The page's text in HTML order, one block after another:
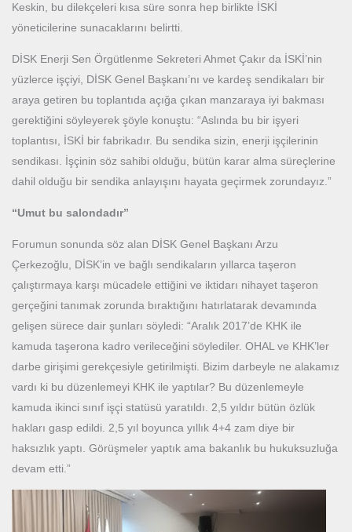
Keskin, bu dilekçeleri kısa süre sonra hep birlikte İSKİ
yöneticilerine sunacaklarını belirtti.
DİSK Enerji Sen Örgütlenme Sekreteri Ahmet Çakır da İSKİ’nin
yüzlerce işçiyi, DİSK Genel Başkanı’nı ve kardeş sendikaları bir
araya getiren bu toplantıda açığa çıkan manzaraya iyi bakması
gerektiğini söyleyerek şöyle konuştu: “Aslında bu bir işyeri
toplantısı, İSKİ bir fabrikadır. Bu sendika sizin, enerji işçilerinin
sendikası. İşçinin söz sahibi olduğu, bütün karar alma süreçlerine
dahil olduğu bir sendika anlayışını hayata geçirmek zorundayız.”
“Umut bu salondadır”
Forumun sonunda söz alan DİSK Genel Başkanı Arzu
Çerkezoğlu, DİSK’in ve bağlı sendikaların yıllarca taşeron
çalıştırmaya karşı mücadele ettiğini ve iktidarı nihayet taşeron
gerçeğini tanımak zorunda bıraktığını hatırlatarak devamında
gelişen sürece dair şunları söyledi: “Aralık 2017’de KHK ile
kamuda taşerona kadro verileceğini söylediler. OHAL ve KHK’ler
darbe girişimi gerekçesiyle getirilmişti. Bizim darbeyle ne alakamız
vardı ki bu düzenlemeyi KHK ile yaptılar? Bu düzenlemeyle
kamuda ikinci sınıf işçi statüsü yaratıldı. 2,5 yıldır bütün özlük
hakları gasp edildi. 2,5 yıl boyunca yıllık 4+4 zam diye bir
haksızlık yaptı. Görüşmeler yaptık ama bakanlık bu hukuksuzluğa
devam etti.”